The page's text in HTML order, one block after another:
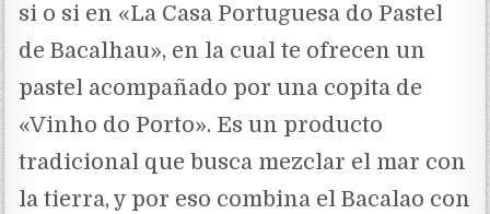
si o si en «La Casa Portuguesa do Pastel
de Bacalhau», en la cual te ofrecen un
pastel acompañado por una copita de
«Vinho do Porto». Es un producto
tradicional que busca mezclar el mar con
la tierra, y por eso combina el Bacalao con